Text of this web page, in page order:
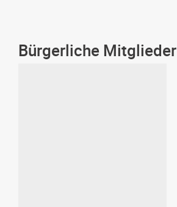
Bürgerliche Mitglieder